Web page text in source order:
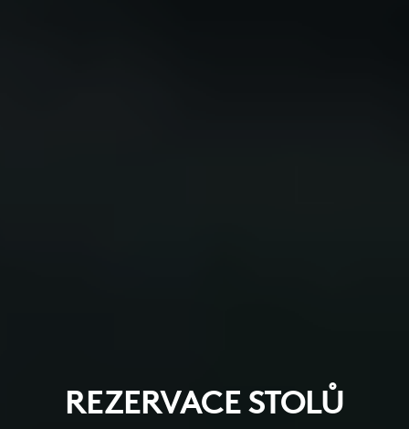
REZERVACE STOLŮ